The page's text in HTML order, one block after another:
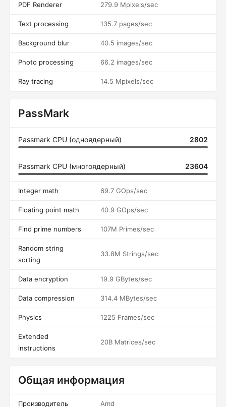
PDF Renderer 279.9 Mpixels/sec
Text processing 135.7 pages/sec
Background blur 40.5 images/sec
Photo processing 66.2 images/sec
Ray tracing 14.5 Mpixels/sec
PassMark
Passmark CPU (одноядерный) 2802
Passmark CPU (многоядерный) 23604
Integer math 69.7 GOps/sec
Floating point math 40.9 GOps/sec
Find prime numbers 107M Primes/sec
Random string
sorting
33.8M Strings/sec
Data encryption 19.9 GBytes/sec
Data compression 314.4 MBytes/sec
Physics 1225 Frames/sec
Extended
instructions
20B Matrices/sec
Общая информация
Производитель Amd